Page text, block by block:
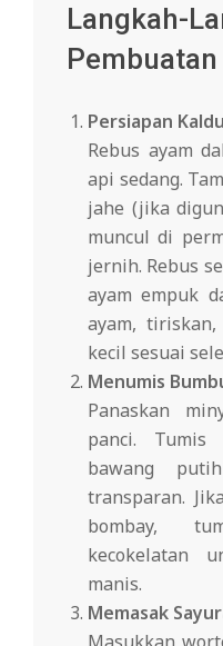
Langkah-
Pembuatan
Persiapan
Rebus ayam
api sedang.
jahe (jika
muncul di
jernih. Rebus
ayam empuk
ayam,
kecil sesuai
Menumis
Panaskan
panci. Tumis
bawang
transparan.
bombay,
kecokelatan
manis.
Memasak